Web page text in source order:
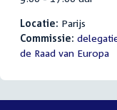
Locatie: Parijs
Commissie:
de Raad van Europa